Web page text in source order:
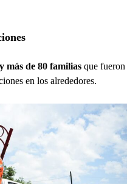
más de 80 familias que fueron
en los alrededores.